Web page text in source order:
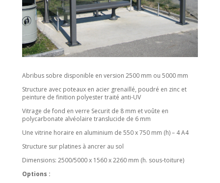
Abribus sobre disponible en version 2500 mm ou 5000 mm
Structure avec poteaux en acier grenaillé, poudré en zinc et
peinture de finition polyester traité anti-UV
Vitrage de fond en verre Securit de 8 mm et voûte en
polycarbonate alvéolaire translucide de 6 mm
Une vitrine horaire en aluminium de 550 x 750 mm (h) – 4 A4
Structure sur platines à ancrer au sol
Dimensions: 2500/5000 x 1560 x 2260 mm (h. sous-toiture)
Options :